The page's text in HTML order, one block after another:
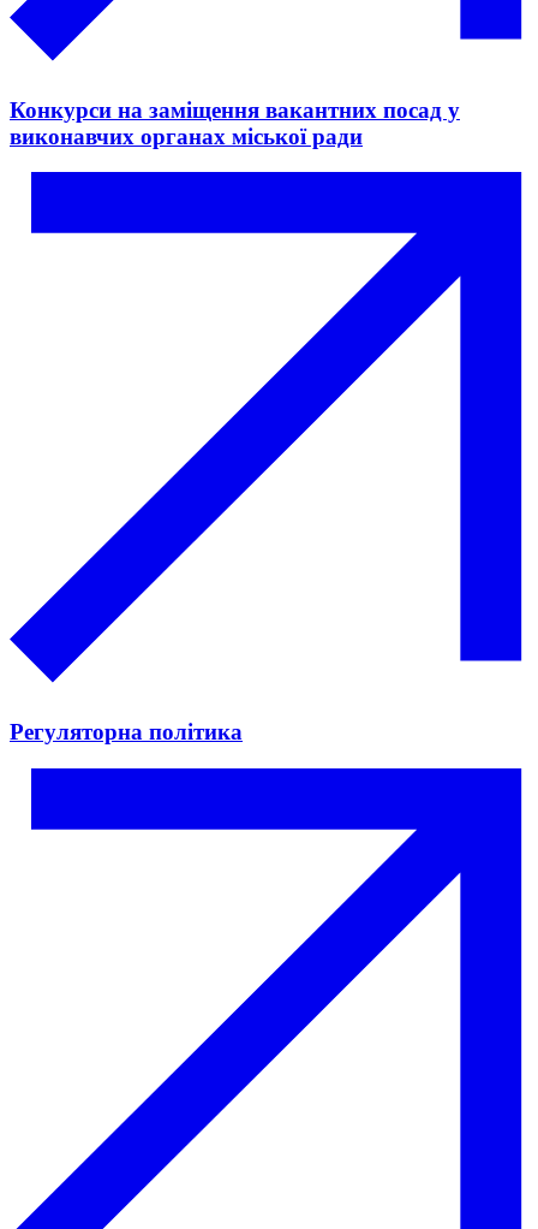
Конкурси на заміщення вакантних посад у
виконавчих органах міської ради
Регуляторна політика